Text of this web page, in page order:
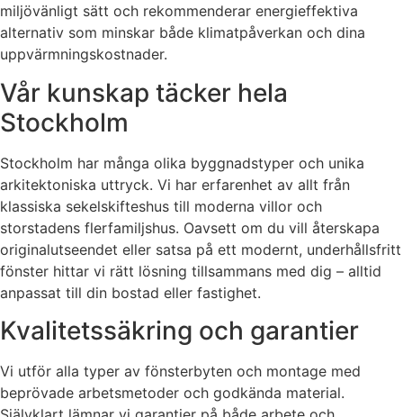
miljövänligt sätt och rekommenderar energieffektiva
alternativ som minskar både klimatpåverkan och dina
uppvärmningskostnader.
Vår kunskap täcker hela
Stockholm
Stockholm har många olika byggnadstyper och unika
arkitektoniska uttryck. Vi har erfarenhet av allt från
klassiska sekelskifteshus till moderna villor och
storstadens flerfamiljshus. Oavsett om du vill återskapa
originalutseendet eller satsa på ett modernt, underhållsfritt
fönster hittar vi rätt lösning tillsammans med dig – alltid
anpassat till din bostad eller fastighet.
Kvalitetssäkring och garantier
Vi utför alla typer av fönsterbyten och montage med
beprövade arbetsmetoder och godkända material.